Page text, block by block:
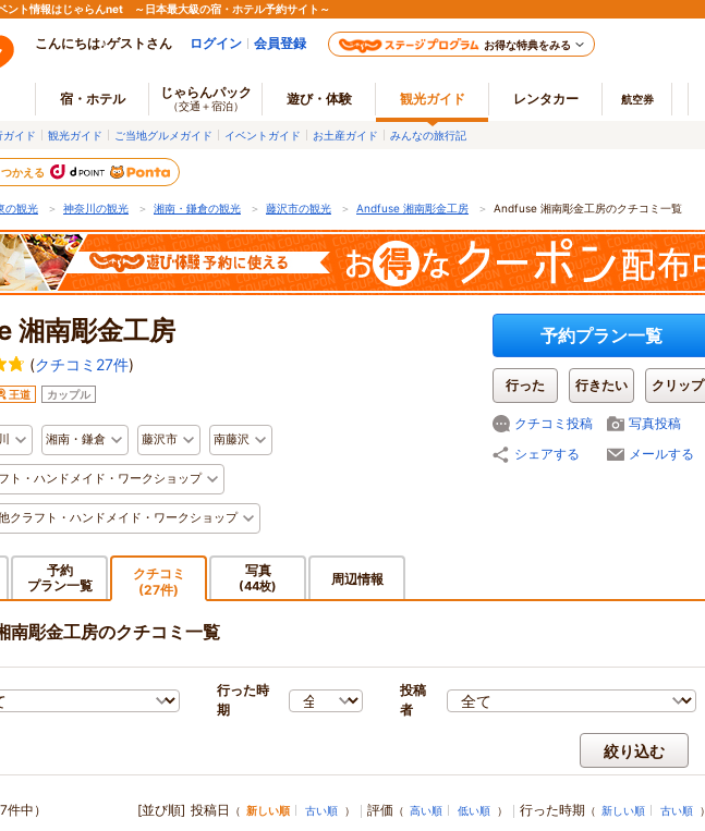
ント情報はじゃらんnet ～日本最大級の宿・ホテル予約サイト～
こんにちは♪ゲストさん ログイン 会員登録 お得な特典をみる
宿・ホテル じゃらんパック
（交通＋宿泊） 遊び・体験 観光ガイド レンタカー 航空券
ガイド 観光ガイド ご当地グルメガイド イベントガイド お土産ガイド みんなの旅行記
かえる
の観光 ＞ 神奈川の観光 ＞ 湘南・鎌倉の観光 ＞ 藤沢市の観光 ＞ Andfuse 湘南彫金工房 ＞ Andfuse 湘南彫金工房のクチコミ一覧
湘南彫金工房
(クチコミ27件)
王道 カップル
湘南・鎌倉 藤沢市 南藤沢
ト・ハンドメイド・ワークショップ
クラフト・ハンドメイド・ワークショップ
予約プラン一覧
行った 行きたい クリップ
クチコミ投稿
写真投稿
シェアする
メールする
予約
プラン一覧
クチコミ
(27件)
写真
(44枚) 周辺情報
彫金工房のクチコミ一覧
行った時
期
投稿
者
絞り込む
件中） [並び順] 投稿日 （ 新しい順 古い順 ） 評価 （ 高い順 低い順 ） 行った時期 （ 新しい順 古い順 ）